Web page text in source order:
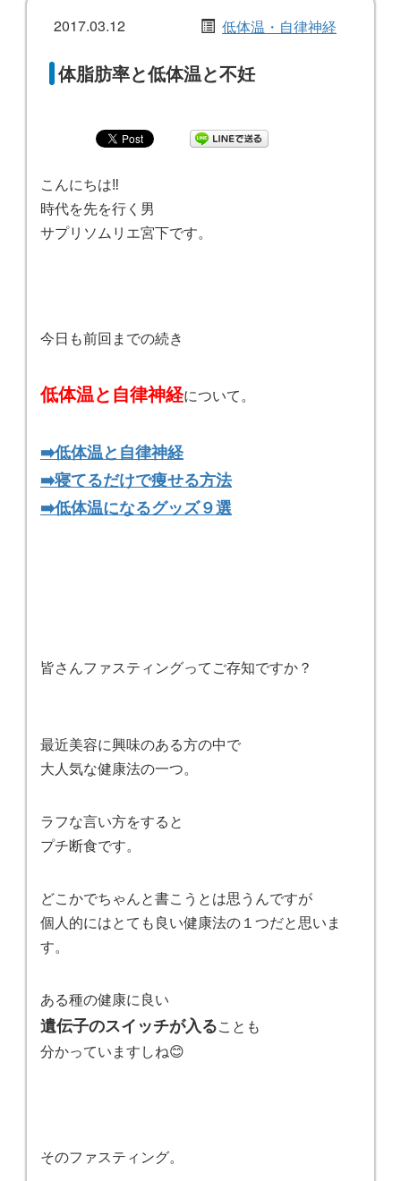
2017.03.12 低体温・自律神経
体脂肪率と低体温と不妊
こんにちは‼️
時代を先を行く男
サプリソムリエ宮下です。
今日も前回までの続き
低体温と自律神経について。
➡️低体温と自律神経
➡️寝てるだけで痩せる方法
➡️低体温になるグッズ９選
皆さんファスティングってご存知ですか？
最近美容に興味のある方の中で
大人気な健康法の一つ。
ラフな言い方をすると
プチ断食です。
どこかでちゃんと書こうとは思うんですが
個人的にはとても良い健康法の１つだと思いま
す。
ある種の健康に良い
遺伝子のスイッチが入ることも
分かっていますしね😊
そのファスティング。